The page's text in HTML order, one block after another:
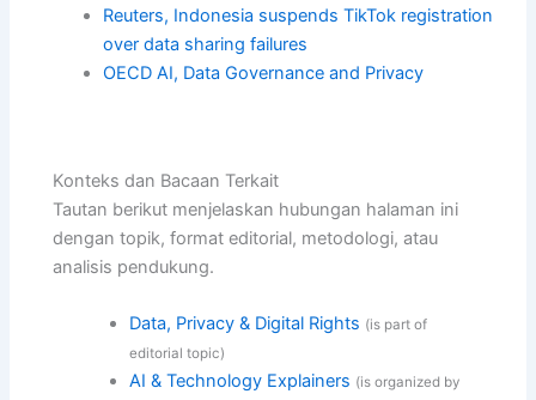
Reuters, Indonesia suspends TikTok registration
over data sharing failures
OECD AI, Data Governance and Privacy
Konteks dan Bacaan Terkait
Tautan berikut menjelaskan hubungan halaman ini
dengan topik, format editorial, metodologi, atau
analisis pendukung.
Data, Privacy & Digital Rights (is part of
editorial topic)
AI & Technology Explainers (is organized by